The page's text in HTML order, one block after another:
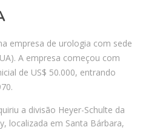
empresa de urologia com sede
A empresa começou com
de US$ 50.000, entrando
a divisão Heyer-Schulte da
localizada em Santa Bárbara,